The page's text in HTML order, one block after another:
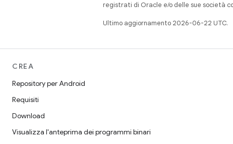
registrati di Oracle e/o delle sue società
Ultimo aggiornamento 2026-06-22 UTC.
CREA
Repository per Android
Requisiti
Download
Visualizza l'anteprima dei programmi binari